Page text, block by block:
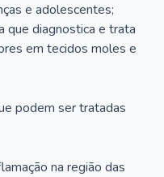
e adolescentes;
que diagnostica e trata
em tecidos moles e
podem ser tratadas
na região das